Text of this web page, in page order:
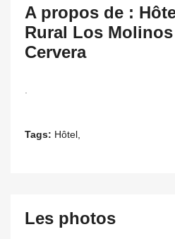
A propos de :
Rural Los
Cervera
Tags: Hôtel,
Les photos